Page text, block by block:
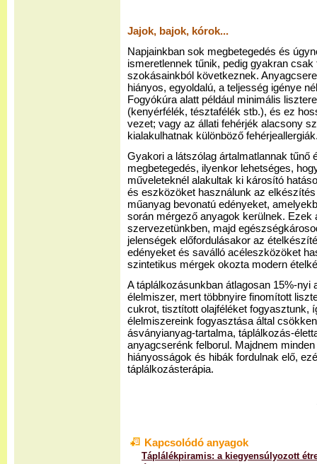
Jajok, bajok, kórok...
Napjainkban sok megbetegedés és
ismeretlennek tűnik, pedig gyakran
szokásainkból következnek.
hiányos, egyoldalú, a teljesség igénye
Fogyókúra alatt például minimális
(kenyérfélék, tésztafélék stb.), és ez
vezet; vagy az állati fehérjék alacsony
kialakulhatnak különböző
Gyakori a látszólag ártalmatlannak tűnő
megbetegedés, ilyenkor lehetséges,
műveleteknél alakultak ki károsító
és eszközöket használunk az
műanyag bevonatú edényeket,
során mérgező anyagok kerülnek. Ezek
szervezetünkben, majd
jelenségek előfordulásakor az
edényeket és saválló acéleszközöket
szintetikus mérgek okozta modern
A táplálkozásunkban átlagosan 15%-nyi
élelmiszer, mert többnyire finomított
cukrot, tisztított olajféléket fogyasztunk,
élelmiszereink fogyasztása által
ásványianyag-tartalma, táplálkozás-
anyagcserénk felborul. Majdnem
hiányosságok és hibák fordulnak elő,
táplálkozásterápia.
Kapcsolódó anyagok
Táplálékpiramis: a kiegyensúlyozott